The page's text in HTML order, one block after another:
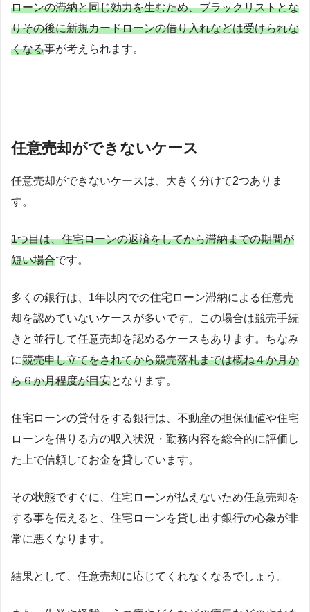
ローンの滞納と同じ効力を生むため、ブラックリストとな
りその後に新規カードローンの借り入れなどは受けられな
くなる事が考えられます。
任意売却ができないケース
任意売却ができないケースは、大きく分けて2つありま
す。
1つ目は、住宅ローンの返済をしてから滞納までの期間が
短い場合です。
多くの銀行は、1年以内での住宅ローン滞納による任意売
却を認めていないケースが多いです。この場合は競売手続
きと並行して任意売却を認めるケースもあります。ちなみ
に競売申し立てをされてから競売落札までは概ね４か月か
ら６か月程度が目安となります。
住宅ローンの貸付をする銀行は、不動産の担保価値や住宅
ローンを借りる方の収入状況・勤務内容を総合的に評価し
た上で信頼してお金を貸しています。
その状態ですぐに、住宅ローンが払えないため任意売却を
する事を伝えると、住宅ローンを貸し出す銀行の心象が非
常に悪くなります。
結果として、任意売却に応じてくれなくなるでしょう。